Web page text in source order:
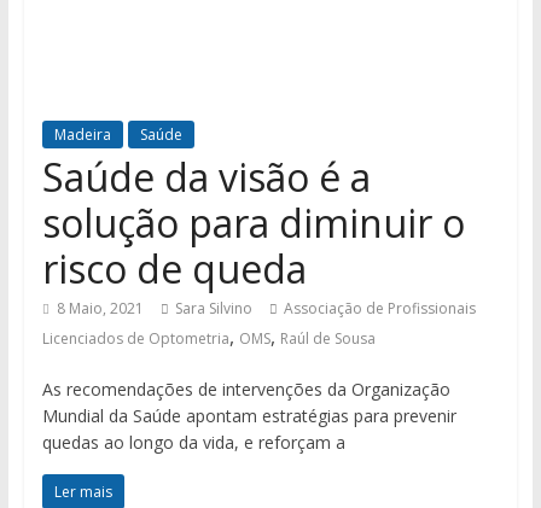
Madeira Saúde
Saúde da visão é a
solução para diminuir o
risco de queda
8 Maio, 2021 Sara Silvino
Associação de Profissionais
Licenciados de Optometria, OMS, Raúl de Sousa
As recomendações de intervenções da Organização
Mundial da Saúde apontam estratégias para prevenir
quedas ao longo da vida, e reforçam a
Ler mais